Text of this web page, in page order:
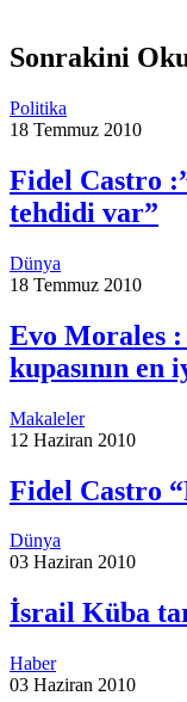
Sonrakini
Politika
18 Temmuz 2010
Fidel Castro
tehdidi var”
Dünya
18 Temmuz 2010
Evo Morales
kupasının en
Makaleler
12 Haziran 2010
Fidel Castro
Dünya
03 Haziran 2010
İsrail Küba
Haber
03 Haziran 2010